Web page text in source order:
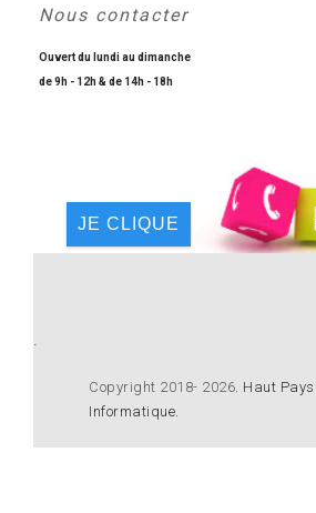
Nous contacter
Ouvert du lundi au dimanche
de 9h - 12h & de 14h - 18h
JE CLIQUE
.
Copyright 2018- 2026 Haut Pays
Informatique